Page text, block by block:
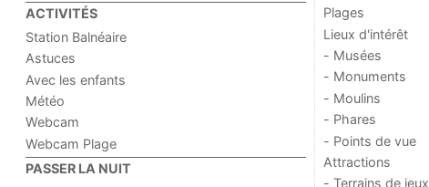
ACTIVITÉS
Station Balnéaire
Astuces
Avec les enfants
Météo
Webcam
Webcam Plage
PASSER LA NUIT
Plages
Lieux d'intérêt
- Musées
- Monuments
- Moulins
- Phares
- Points de vue
Attractions
- Terrains de jeux